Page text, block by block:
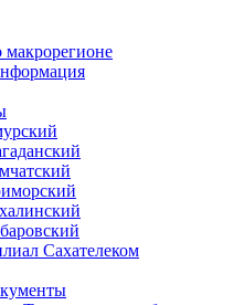
Сахателеком